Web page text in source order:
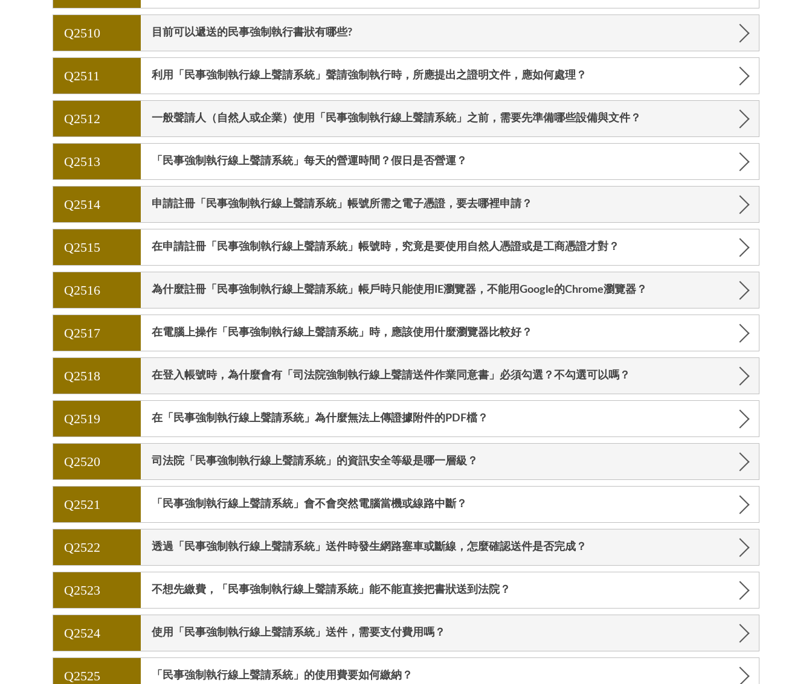
Q2510 目前可以遞送的民事強制執行書狀有哪些?
Q2511 利用「民事強制執行線上聲請系統」聲請強制執行時，所應提出之證明文件，應如何處理？
Q2512 一般聲請人（自然人或企業）使用「民事強制執行線上聲請系統」之前，需要先準備哪些設備與文件？
Q2513 「民事強制執行線上聲請系統」每天的營運時間？假日是否營運？
Q2514 申請註冊「民事強制執行線上聲請系統」帳號所需之電子憑證，要去哪裡申請？
Q2515 在申請註冊「民事強制執行線上聲請系統」帳號時，究竟是要使用自然人憑證或是工商憑證才對？
Q2516 為什麼註冊「民事強制執行線上聲請系統」帳戶時只能使用IE瀏覽器，不能用Google的Chrome瀏覽器？
Q2517 在電腦上操作「民事強制執行線上聲請系統」時，應該使用什麼瀏覽器比較好？
Q2518 在登入帳號時，為什麼會有「司法院強制執行線上聲請送件作業同意書」必須勾選？不勾選可以嗎？
Q2519 在「民事強制執行線上聲請系統」為什麼無法上傳證據附件的PDF檔？
Q2520 司法院「民事強制執行線上聲請系統」的資訊安全等級是哪一層級？
Q2521 「民事強制執行線上聲請系統」會不會突然電腦當機或線路中斷？
Q2522 透過「民事強制執行線上聲請系統」送件時發生網路塞車或斷線，怎麼確認送件是否完成？
Q2523 不想先繳費，「民事強制執行線上聲請系統」能不能直接把書狀送到法院？
Q2524 使用「民事強制執行線上聲請系統」送件，需要支付費用嗎？
Q2525 「民事強制執行線上聲請系統」的使用費要如何繳納？